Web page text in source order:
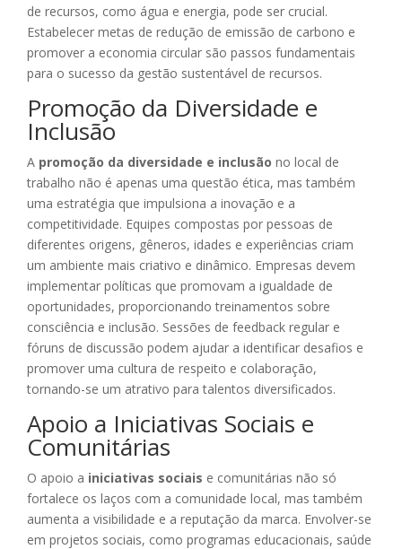
de recursos, como água e energia, pode ser crucial.
Estabelecer metas de redução de emissão de carbono e
promover a economia circular são passos fundamentais
para o sucesso da gestão sustentável de recursos.
Promoção da Diversidade e
Inclusão
A promoção da diversidade e inclusão no local de
trabalho não é apenas uma questão ética, mas também
uma estratégia que impulsiona a inovação e a
competitividade. Equipes compostas por pessoas de
diferentes origens, gêneros, idades e experiências criam
um ambiente mais criativo e dinâmico. Empresas devem
implementar políticas que promovam a igualdade de
oportunidades, proporcionando treinamentos sobre
consciência e inclusão. Sessões de feedback regular e
fóruns de discussão podem ajudar a identificar desafios e
promover uma cultura de respeito e colaboração,
tornando-se um atrativo para talentos diversificados.
Apoio a Iniciativas Sociais e
Comunitárias
O apoio a iniciativas sociais e comunitárias não só
fortalece os laços com a comunidade local, mas também
aumenta a visibilidade e a reputação da marca. Envolver-se
em projetos sociais, como programas educacionais, saúde